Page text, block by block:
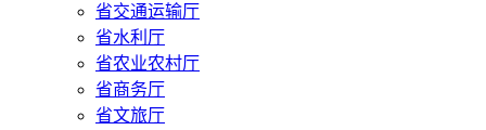
省交通运输厅
省水利厅
省农业农村厅
省商务厅
省文旅厅